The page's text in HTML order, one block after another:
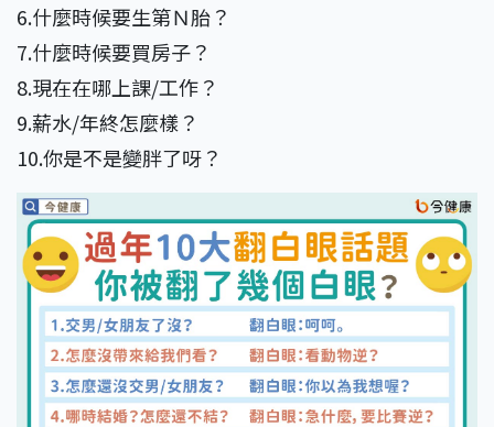
6.什麼時候要生第Ｎ胎？
7.什麼時候要買房子？
8.現在在哪上課/工作？
9.薪水/年終怎麼樣？
10.你是不是變胖了呀？